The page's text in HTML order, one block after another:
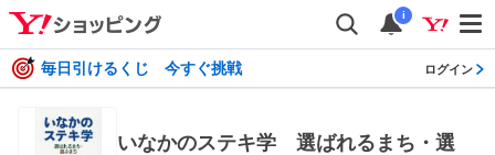
i
毎日引けるくじ 今すぐ挑戦 ログイン
いなかのステキ学 選ばれるまち・選